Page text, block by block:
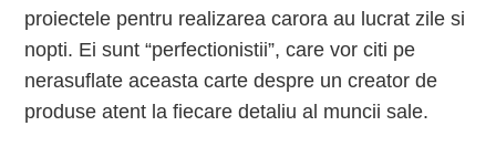
proiectele pentru realizarea carora au lucrat zile si
nopti. Ei sunt “perfectionistii”, care vor citi pe
nerasuflate aceasta carte despre un creator de
produse atent la fiecare detaliu al muncii sale.